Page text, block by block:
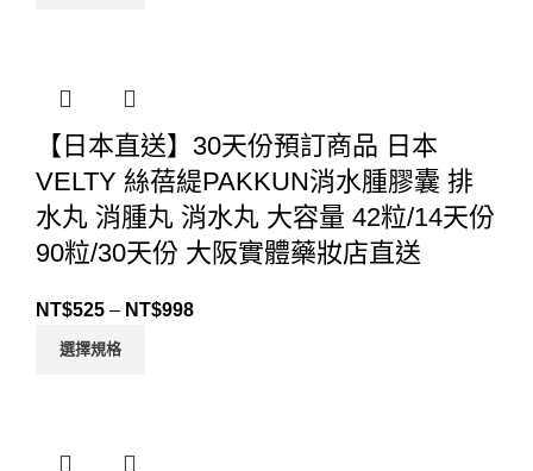
【日本直送】30天份預訂商品 日本
VELTY 絲蓓緹PAKKUN消水腫膠囊 排
水丸 消腫丸 消水丸 大容量 42粒/14天份
90粒/30天份 大阪實體藥妝店直送
NT$525 – NT$998
選擇規格